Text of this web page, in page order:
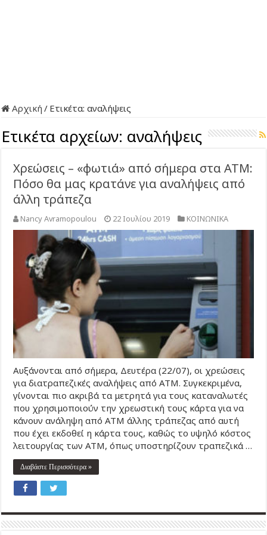
Αρχική / Ετικέτα:αναλήψεις
Ετικέτα αρχείων: αναλήψεις
Χρεώσεις – «φωτιά» από σήμερα στα ΑΤΜ:
Πόσο θα μας κρατάνε για αναλήψεις από
άλλη τράπεζα
Nancy Avramopoulou 22 Ιουλίου 2019 ΚΟΙΝΩΝΙΚΑ
Αυξάνονται από σήμερα, Δευτέρα (22/07), οι χρεώσεις
για διατραπεζικές αναλήψεις από ΑΤΜ. Συγκεκριμένα,
γίνονται πιο ακριβά τα μετρητά για τους καταναλωτές
που χρησιμοποιούν την χρεωστική τους κάρτα για να
κάνουν ανάληψη από ΑΤΜ άλλης τράπεζας από αυτή
που έχει εκδοθεί η κάρτα τους, καθώς το υψηλό κόστος
λειτουργίας των ΑΤΜ, όπως υποστηρίζουν τραπεζικά …
Διαβάστε Περισσότερα »